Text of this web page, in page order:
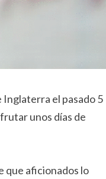
Inglaterra el pasado 5
unos días de
que aficionados lo